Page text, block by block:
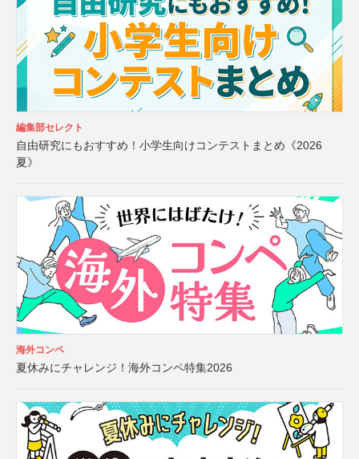
編集部セレクト
自由研究にもおすすめ！小学生向けコンテストまとめ《2026
夏》
海外コンペ
夏休みにチャレンジ！海外コンペ特集2026